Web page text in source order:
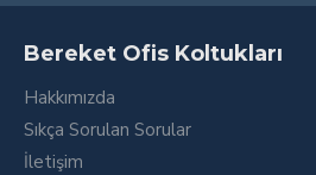
Bereket Ofis Koltukları
Hakkımızda
Sıkça Sorulan Sorular
İletişim